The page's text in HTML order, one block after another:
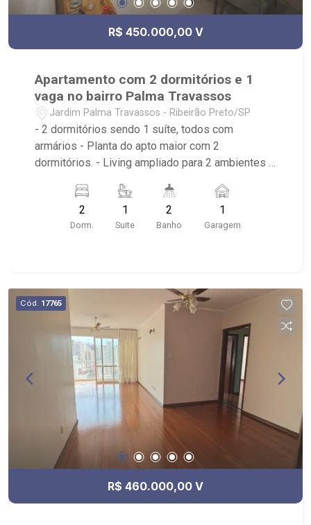
R$ 450.000,00 V
Apartamento com 2 dormitórios e 1
vaga no bairro Palma Travassos
Jardim Palma Travassos - Ribeirão Preto/SP
- 2 dormitórios sendo 1 suíte, todos com
armários - Planta do apto maior com 2
dormitórios. - Living ampliado para 2 ambientes -
Banheiro Social - 1 vaga de garagem - Área de
Serviço - Condomínio: Portaria Remota, Piscina,
Salão de Festas - Localizado próximo a Avenida
Palma Travassos-Comercial, Cupim do Paulim -
Comercial FC, Quinteiro`s Lanches, Academia
Triathlon, Avenida Leão XIII, Unaerp Hospital,
Tonin Superatacado, Coxilha dos Pampas, Novo
Shopping, Assaí Atacadista, Verace Pizza,
Unaerp - obs- não é mobiliado
2
Dorm.
1
Suite
2
Banho
1
Garagem
Cód. 17765
R$ 460.000,00 V